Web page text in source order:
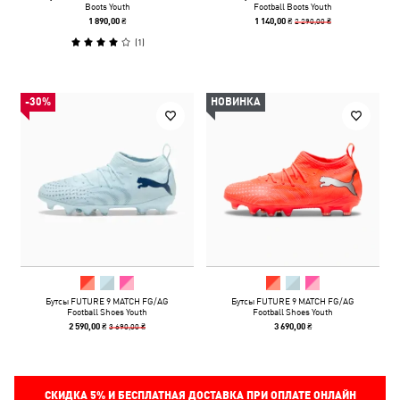
Boots Youth
1 890,00 ₴
(1)
Football Boots Youth
1 140,00 ₴2 290,00 ₴
-30%
Бутсы FUTURE 9 MATCH FG/AG
Football Shoes Youth
2 590,00 ₴3 690,00 ₴
НОВИНКА
Бутсы FUTURE 9 MATCH FG/AG
Football Shoes Youth
3 690,00 ₴
СКИДКА 5%И БЕСПЛАТНАЯ ДОСТАВКА ПРИ ОПЛАТЕ ОНЛАЙН